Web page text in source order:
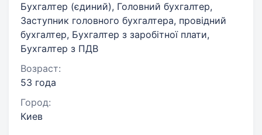
Бухгалтер (єдиний), Головний бухгалтер,
Заступник головного бухгалтера, провідний
бухгалтер, Бухгалтер з заробітної плати,
Бухгалтер з ПДВ
Возраст:
53 года
Город:
Киев